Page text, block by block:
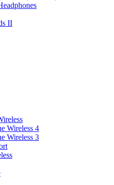
II
Wireless 4
Wireless 3